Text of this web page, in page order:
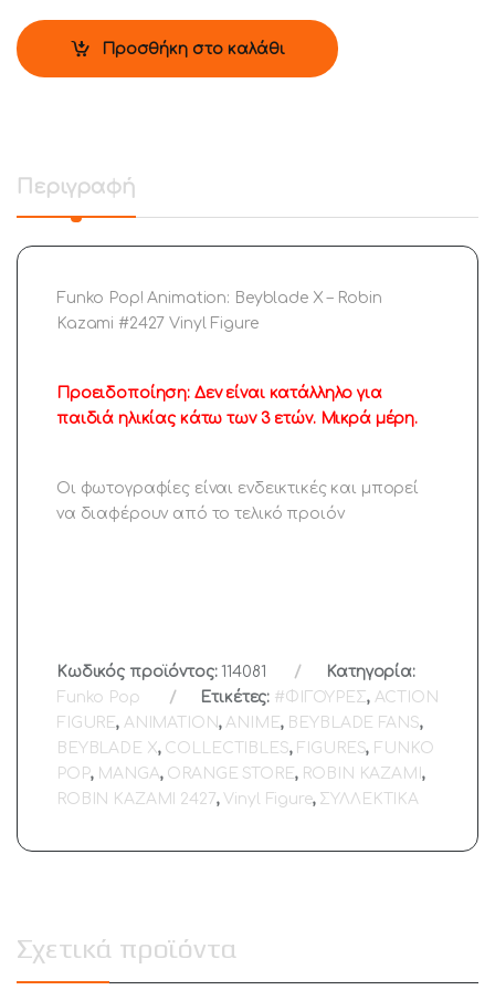
Προσθήκη στο καλάθι
Περιγραφή
Funko Pop! Animation: Beyblade X – Robin
Kazami #2427 Vinyl Figure
Προειδοποίηση: Δεν είναι κατάλληλο για
παιδιά ηλικίας κάτω των 3 ετών. Μικρά μέρη.
Οι φωτογραφίες είναι ενδεικτικές και μπορεί
να διαφέρουν από το τελικό προιόν
Κωδικός προϊόντος:114081
Κατηγορία:
Funko Pop
Ετικέτες: #ΦΙΓΟΥΡΕΣ, ACTION
FIGURE, ANIMATION,ANIME, BEYBLADE FANS,
BEYBLADE X, COLLECTIBLES, FIGURES, FUNKO
POP, MANGA, ORANGE STORE, ROBIN KAZAMI ,
ROBIN KAZAMI 2427, Vinyl Figure, ΣΥΛΛΕΚΤΙΚΑ
Σχετικά προϊόντα